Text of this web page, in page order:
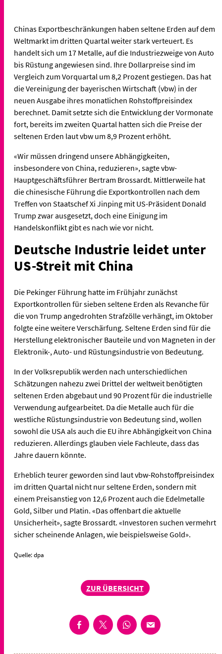
Chinas Exportbeschränkungen haben seltene Erden auf dem
Weltmarkt im dritten Quartal weiter stark verteuert. Es
handelt sich um 17 Metalle, auf die Industriezweige von Auto
bis Rüstung angewiesen sind. Ihre Dollarpreise sind im
Vergleich zum Vorquartal um 8,2 Prozent gestiegen. Das hat
die Vereinigung der bayerischen Wirtschaft (vbw) in der
neuen Ausgabe ihres monatlichen Rohstoffpreisindex
berechnet. Damit setzte sich die Entwicklung der Vormonate
fort, bereits im zweiten Quartal hatten sich die Preise der
seltenen Erden laut vbw um 8,9 Prozent erhöht.
«Wir müssen dringend unsere Abhängigkeiten,
insbesondere von China, reduzieren», sagte vbw-
Hauptgeschäftsführer Bertram Brossardt. Mittlerweile hat
die chinesische Führung die Exportkontrollen nach dem
Treffen von Staatschef Xi Jinping mit US-Präsident Donald
Trump zwar ausgesetzt, doch eine Einigung im
Handelskonflikt gibt es nach wie vor nicht.
Deutsche Industrie leidet unter
US-Streit mit China
Die Pekinger Führung hatte im Frühjahr zunächst
Exportkontrollen für sieben seltene Erden als Revanche für
die von Trump angedrohten Strafzölle verhängt, im Oktober
folgte eine weitere Verschärfung. Seltene Erden sind für die
Herstellung elektronischer Bauteile und von Magneten in der
Elektronik-, Auto- und Rüstungsindustrie von Bedeutung.
In der Volksrepublik werden nach unterschiedlichen
Schätzungen nahezu zwei Drittel der weltweit benötigten
seltenen Erden abgebaut und 90 Prozent für die industrielle
Verwendung aufgearbeitet. Da die Metalle auch für die
westliche Rüstungsindustrie von Bedeutung sind, wollen
sowohl die USA als auch die EU ihre Abhängigkeit von China
reduzieren. Allerdings glauben viele Fachleute, dass das
Jahre dauern könnte.
Erheblich teurer geworden sind laut vbw-Rohstoffpreisindex
im dritten Quartal nicht nur seltene Erden, sondern mit
einem Preisanstieg von 12,6 Prozent auch die Edelmetalle
Gold, Silber und Platin. «Das offenbart die aktuelle
Unsicherheit», sagte Brossardt. «Investoren suchen vermehrt
sicher scheinende Anlagen, wie beispielsweise Gold».
Quelle: dpa
ZUR ÜBERSICHT